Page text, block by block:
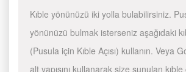
Kıble yönünüzü iki yolla bulabilirsiniz.
yönünüzü bulmak isterseniz aşağıdaki
(Pusula için Kıble Açısı) kullanın. Veya
alt yapısını kullanarak size sunulan